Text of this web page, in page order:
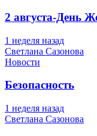
2 августа-День
1 неделя назад
Светлана Сазонова
Новости
Безопасность
1 неделя назад
Светлана Сазонова